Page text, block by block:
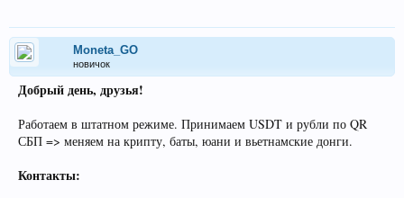
Moneta_GO
новичок
Добрый день, друзья!
Работаем в штатном режиме. Принимаем USDT и рубли по QR
СБП => меняем на крипту, баты, юани и вьетнамские донги.
Контакты: